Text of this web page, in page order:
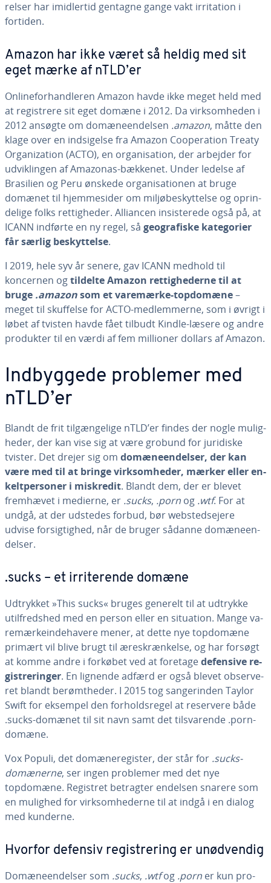
rel­ser har imid­ler­tid gentagne gange vakt ir­ri­ta­tion i
fortiden.
Amazon har ikke været så heldig med sit
eget mærke af nTLD’er
On­li­ne­for­hand­le­ren Amazon havde ikke meget held med
at re­gi­stre­re sit eget domæne i 2012. Da virk­som­he­den i
2012 ansøgte om do­mæ­ne­en­del­sen .amazon, måtte den
klage over en ind­si­gel­se fra Amazon Coo­pe­ra­tion Treaty
Or­ga­niza­tion (ACTO), en or­ga­ni­sa­tion, der arbejder for
ud­vik­lin­gen af Amazonas-bækkenet. Under ledelse af
Brasilien og Peru ønskede or­ga­ni­sa­tio­nen at bruge
domænet til hjem­mesi­der om mil­jø­be­skyt­tel­se og op­rin­
de­li­ge folks ret­tig­he­der. Alliancen in­si­ste­re­de også på, at
ICANN indførte en ny regel, så geo­gra­fi­ske ka­te­go­ri­er
får særlig be­skyt­tel­se.
I 2019, hele syv år senere, gav ICANN medhold til
koncernen ogtildelte Amazon ret­tig­he­der­ne til at
bruge .amazonsom et varemærke-topdomæne–
meget til skuffelse for ACTO-med­lem­mer­ne, som i øvrigt i
løbet af tvisten havde fået tilbudt Kindle-læsere og andre
produkter til en værdi af fem millioner dollars af Amazon.
Ind­byg­ge­de problemer med
nTLD’er
Blandt de frit til­gæn­ge­li­ge nTLD’er findes der nogle mu­lig­
he­der, der kan vise sig at være grobund for juridiske
tvister. Det drejer sig om do­mæ­ne­en­del­ser, der kan
være med til at bringe virk­som­he­der, mærker eller en­
kelt­per­so­ner i miskredit. Blandt dem, der er blevet
fremhævet i medierne, er .sucks, .porn og .wtf. For at
undgå, at der udstedes forbud, bør web­s­ted­s­e­je­re
udvise for­sig­tig­hed, når de bruger sådanne do­mæ­ne­en­
del­ser.
.sucks – et ir­ri­te­ren­de domæne
Udtrykket »This sucks« bruges generelt til at udtrykke
util­freds­hed med en person eller en situation. Mange va­
re­mær­ke­in­de­ha­ve­re mener, at dette nye topdomæne
primært vil blive brugt til æreskræn­kel­se, og har forsøgt
at komme andre i forkøbet ved at foretagedefensive re­
gi­stre­rin­ger. En lignende adfærd er også blevet ob­ser­ve­
ret blandt be­rømt­he­der. I 2015 tog san­ge­r­in­den Taylor
Swift for eksempel den for­holds­re­gel at reservere både
.sucks-domænet til sit navn samt det til­sva­ren­de .porn-
domæne.
Vox Populi, det do­mæ­ne­re­gi­ster, der står for .sucks-
domænerne, ser ingen problemer med det nye
topdomæne. Registret betragter endelsen snarere som
en mulighed for virk­som­he­der­ne til at indgå i en dialog
med kunderne.
Hvorfor defensiv re­gi­stre­ring er unød­ven­dig
Do­mæ­ne­en­del­ser som .sucks, .wtfog .porn er kun pro­